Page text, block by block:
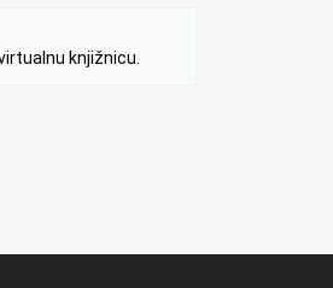
knjižnicu.